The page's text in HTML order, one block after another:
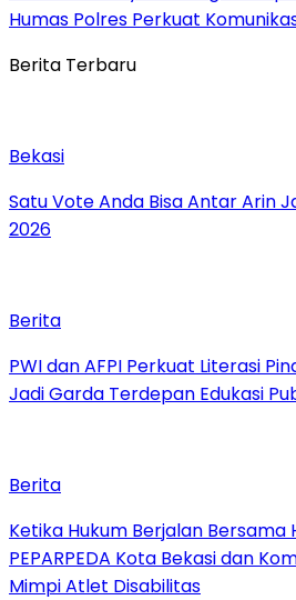
Humas Polres Perkuat
Berita Terbaru
Bekasi
Satu Vote Anda Bisa Antar Arin
2026
Berita
PWI dan AFPI Perkuat Literasi
Jadi Garda Terdepan Edukasi
Berita
Ketika Hukum Berjalan Bersama
PEPARPEDA Kota Bekasi dan
Mimpi Atlet Disabilitas